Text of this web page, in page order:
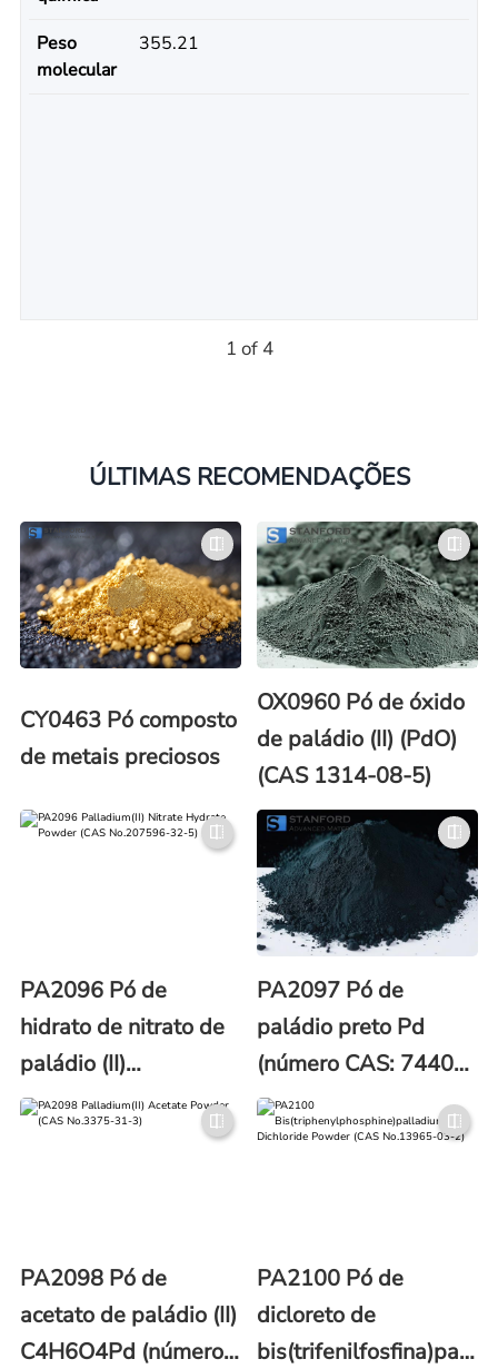
Peso
molecular
355.21
1 of 4
ÚLTIMAS RECOMENDAÇÕES
CY0463 Pó composto
de metais preciosos
OX0960 Pó de óxido
de paládio (II) (PdO)
(CAS 1314-08-5)
PA2096 Pó de
hidrato de nitrato de
paládio (II)
H2N2O7Pd (Nº CAS:
207596-32-5)
PA2097 Pó de
paládio preto Pd
(número CAS: 7440-
05-3)
PA2098 Pó de
acetato de paládio (II)
C4H6O4Pd (número
PA2100 Pó de
dicloreto de